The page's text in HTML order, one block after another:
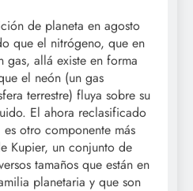
de planeta en agosto
que el nitrógeno, que en
gas, allá existe en forma
el neón (un gas
terrestre) fluya sobre su
El ahora reclasificado
otro componente más
Kupier, un conjunto de
tamaños que están en
planetaria y que son